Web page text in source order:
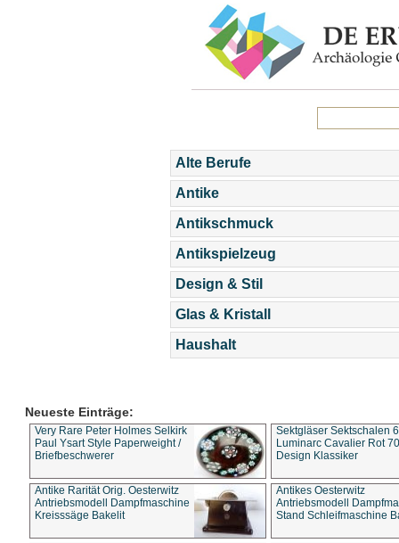
Alte Berufe
Antike
Antikschmuck
Antikspielzeug
Design & Stil
Glas & Kristall
Haushalt
Neueste Einträge:
Very Rare Peter Holmes Selkirk
Paul Ysart Style Paperweight /
Briefbeschwerer
Sektgläser Sektschalen
Luminarc Cavalier Rot
Design Klassiker
Antike Rarität Orig. Oesterwitz
Antriebsmodell Dampfmaschine
Kreisssäge Bakelit
Antikes Oesterwitz
Antriebsmodell
Stand Schleifmaschine